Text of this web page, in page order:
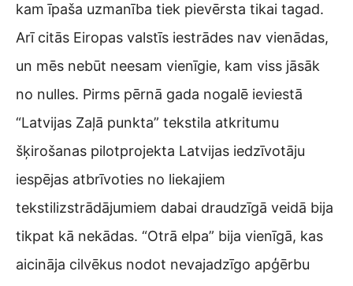
kam īpaša uzmanība tiek pievērsta tikai tagad.
Arī citās Eiropas valstīs iestrādes nav vienādas,
un mēs nebūt neesam vienīgie, kam viss jāsāk
no nulles. Pirms pērnā gada nogalē ieviestā
“Latvijas Zaļā punkta” tekstila atkritumu
šķirošanas pilotprojekta Latvijas iedzīvotāju
iespējas atbrīvoties no liekajiem
tekstilizstrādājumiem dabai draudzīgā veidā bija
tikpat kā nekādas. “Otrā elpa” bija vienīgā, kas
aicināja cilvēkus nodot nevajadzīgo apģērbu